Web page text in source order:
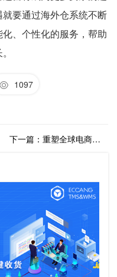
要通过海外仓系统不断
、个性化的服务，帮助
1097
下一篇：重塑全球电商版图:中国跨境电商平台的崛起与物流革新